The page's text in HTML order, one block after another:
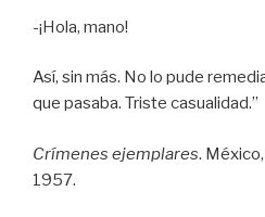
-¡Hola, mano!
Así, sin más. No lo pude
que pasaba. Triste casualidad.”
Crímenes ejemplares.
1957.